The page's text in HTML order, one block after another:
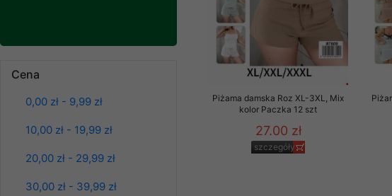
Cena
0,00 zł - 9,99 zł
10,00 zł - 19,99 zł
20,00 zł - 29,99 zł
30,00 zł - 39,99 zł
Spodnie damskie
Kolor Paczka 10 szt
szczegóły
Piżama damska Roz XL-3XL, Mix
kolor Paczka 12 szt
27.00 zł
szczegóły
Dodatkowe informacje, w tym o
Twoich danych, ograniczenia ich
podejmowaniu decyzji, w tym
danych osobowych) znajdziesz w
---------------------------------------------------
Polityka prywatności
Polityka prywatności sklepu